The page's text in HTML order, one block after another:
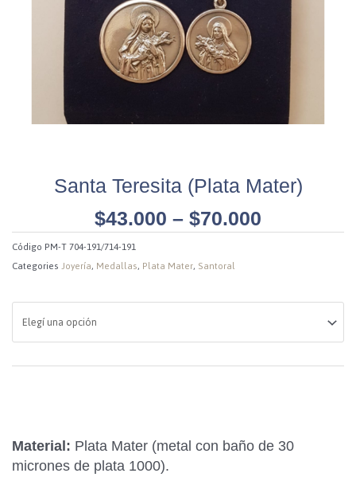
Santa Teresita (Plata Mater)
$43.000 – $70.000
Código PM-T 704-191/714-191
CategoriesJoyería, Medallas, Plata Mater, Santoral
Material: Plata Mater (metal con baño de 30
micrones de plata 1000).